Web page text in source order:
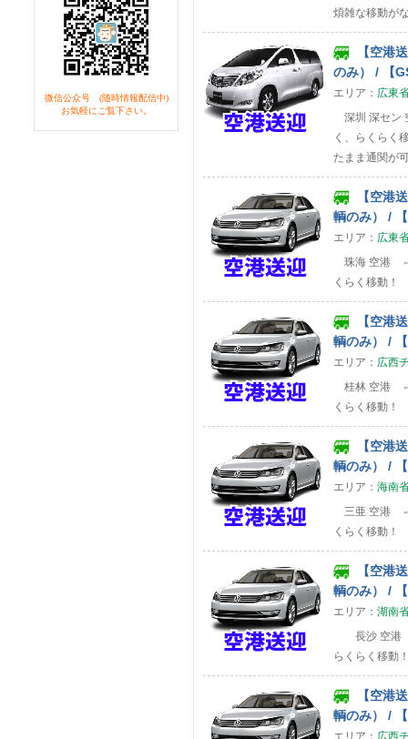
微信公众号 (随時情報配信中)
お気軽にご覧下さい。
煩雑な移動が
【空港
のみ） / 【
エリア： 広東
深圳 深セン
く、らくらく
たまま通関が
【空港
輌のみ） /
エリア： 広東
珠海 空港 ⇔
くらく移動！
【空港
輌のみ） /
エリア： 広西
桂林 空港 ⇔
くらく移動！
【空港
輌のみ） /
エリア： 海南
三亜 空港 ⇔
くらく移動！
【空港
輌のみ） /
エリア： 湖南
長沙 空港 ⇔
らくらく移動
【空港
輌のみ） /
エリア： 広西